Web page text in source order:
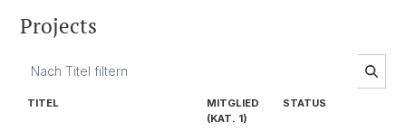
Projects
TITEL
MITGLIED
(KAT. 1)
STATUS